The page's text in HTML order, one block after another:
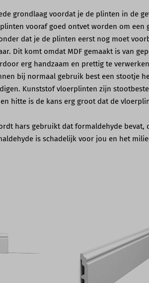
grondlaag voordat je de plinten in de
vooraf goed ontvet worden om
dat je de plinten eerst nog moet
Dit komt omdat MDF gemaakt is van
erg handzaam en prettig te
bij normaal gebruik best een stootje
Kunststof vloerplinten zijn
en hitte is de kans erg groot dat de
hars gebruikt dat formaldehyde
is schadelijk voor jou en het